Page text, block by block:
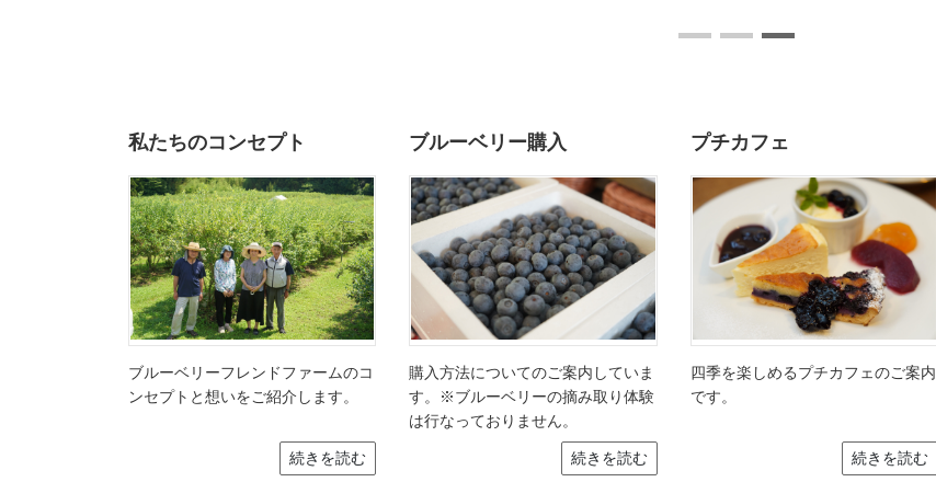
私たちのコンセプト
ブルーベリーフレンドファームのコ
ンセプトと想いをご紹介します。
続きを読む
ブルーベリー購入
購入方法についてのご案内していま
す。※ブルーベリーの摘み取り体験
は行なっておりません。
続きを読む
プチカフェ
四季を楽しめるプチカフェのご案内
です。
続きを読む